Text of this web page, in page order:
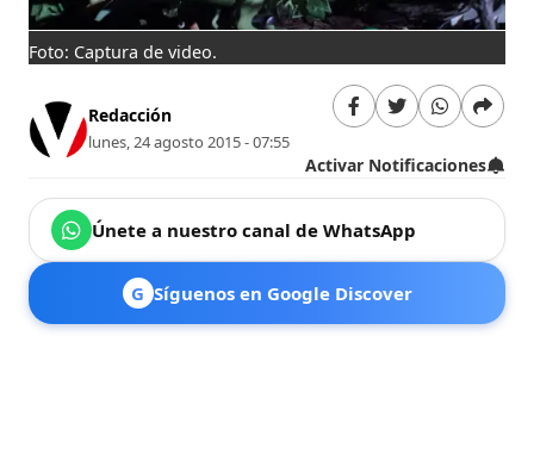
Foto: Captura de video.
Redacción
lunes, 24 agosto 2015 - 07:55
Activar Notificaciones
Únete a nuestro canal de WhatsApp
G Síguenos en Google Discover